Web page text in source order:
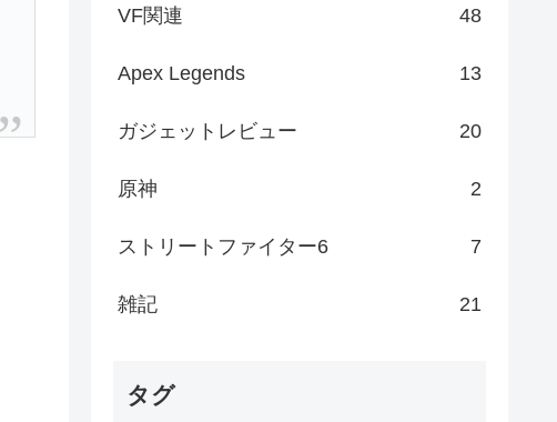
VF関連 48
Apex Legends 13
ガジェットレビュー 20
原神 2
ストリートファイター6 7
雑記 21
タグ